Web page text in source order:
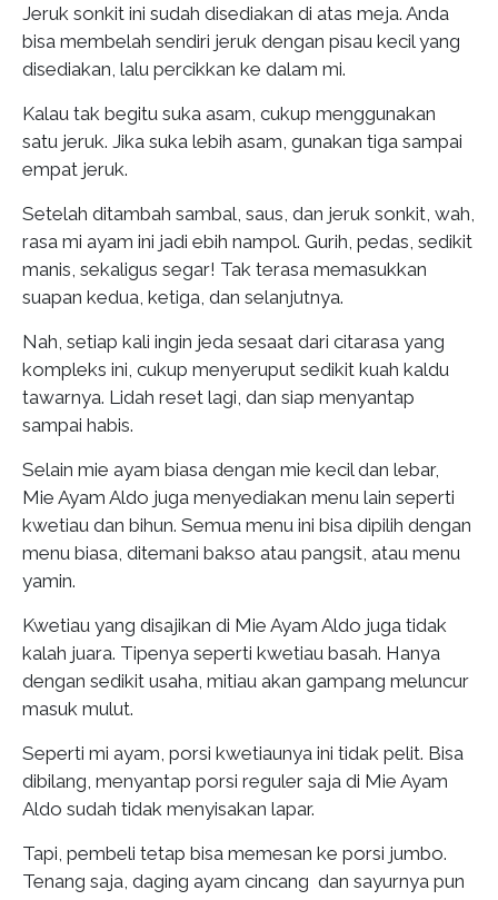
Jeruk sonkit ini sudah disediakan di atas meja. Anda
bisa membelah sendiri jeruk dengan pisau kecil yang
disediakan, lalu percikkan ke dalam mi.
Kalau tak begitu suka asam, cukup menggunakan
satu jeruk. Jika suka lebih asam, gunakan tiga sampai
empat jeruk.
Setelah ditambah sambal, saus, dan jeruk sonkit, wah,
rasa mi ayam ini jadi ebih nampol. Gurih, pedas, sedikit
manis, sekaligus segar! Tak terasa memasukkan
suapan kedua, ketiga, dan selanjutnya.
Nah, setiap kali ingin jeda sesaat dari citarasa yang
kompleks ini, cukup menyeruput sedikit kuah kaldu
tawarnya. Lidah reset lagi, dan siap menyantap
sampai habis.
Selain mie ayam biasa dengan mie kecil dan lebar,
Mie Ayam Aldo juga menyediakan menu lain seperti
kwetiau dan bihun. Semua menu ini bisa dipilih dengan
menu biasa, ditemani bakso atau pangsit, atau menu
yamin.
Kwetiau yang disajikan di Mie Ayam Aldo juga tidak
kalah juara. Tipenya seperti kwetiau basah. Hanya
dengan sedikit usaha, mitiau akan gampang meluncur
masuk mulut.
Seperti mi ayam, porsi kwetiaunya ini tidak pelit. Bisa
dibilang, menyantap porsi reguler saja di Mie Ayam
Aldo sudah tidak menyisakan lapar.
Tapi, pembeli tetap bisa memesan ke porsi jumbo.
Tenang saja, daging ayam cincang dan sayurnya pun